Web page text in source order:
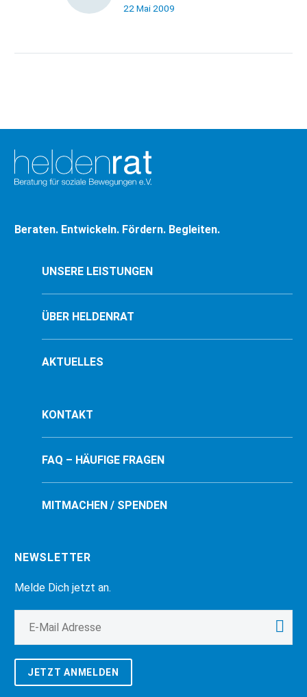
Gleich zwei
22 Mai 2009
Beraten. Entwickeln. Fördern. Begleiten.
UNSERE LEISTUNGEN
ÜBER HELDENRAT
AKTUELLES
KONTAKT
FAQ – HÄUFIGE FRAGEN
MITMACHEN / SPENDEN
NEWSLETTER
Melde Dich jetzt an.
JETZT ANMELDEN